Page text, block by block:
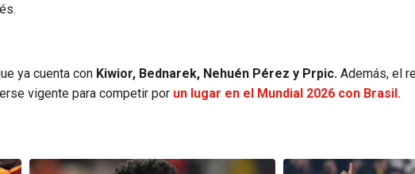
ya cuenta con Kiwior, Bednarek, Nehuén Pérez y Prpic. Además, el
vigente para competir por un lugar en el Mundial 2026 con Brasil.